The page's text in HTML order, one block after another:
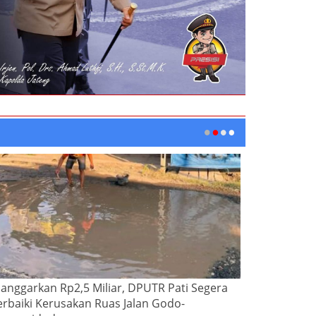
Rp2,5 Miliar, DPUTR Pati Segera
Kerusakan Ruas Jalan Godo-